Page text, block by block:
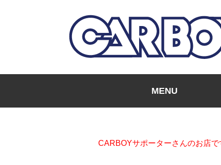
MENU
CARBOYサポーターさんのお店で